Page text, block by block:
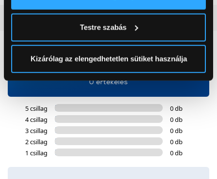
módjairól és adja meg preferenciáit aRészletek
pontban. Bármikor módosíthatja vagy visszavonhatja a
Sütinyilatkozathoz való hozzájárulását.
szolgáltatásaink biztosításához szükségesek. Az oldal
használatával Ön elfogadja a cookie-k használatát.
További információk:ÁSZFésAdatvédelem
Testre szabás
Kizárólag az elengedhetetlen sütiket használja
Vásárlói vélemények
0
0 értékelés
5 csillag
0 db
4 csillag
0 db
3 csillag
0 db
2 csillag
0 db
1 csillag
0 db